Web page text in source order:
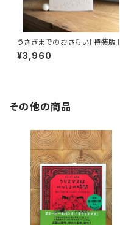
うさぎまでのおさらい［特装版］
¥3,960
その他の商品